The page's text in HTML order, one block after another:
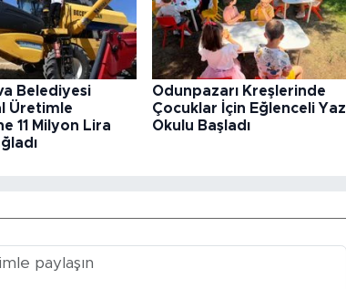
Belediyesi
Üretimle
11 Milyon Lira
Odunpazarı Kreşlerinde
Çocuklar İçin Eğlenceli Yaz
Okulu Başladı